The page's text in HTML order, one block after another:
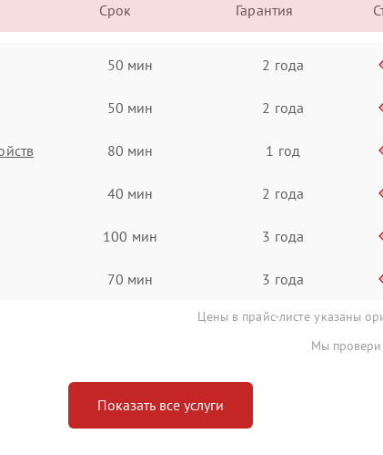
Срок Гарантия
50 мин 2 года
50 мин 2 года
80 мин 1 год
40 мин 2 года
100 мин 3 года
70 мин 3 года
Цены в прайс-листе указаны
Мы
Показать все услуги